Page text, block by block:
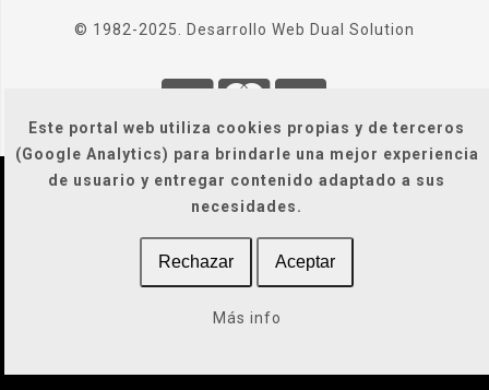
Este portal web utiliza cookies propias y de terceros
(Google Analytics) para brindarle una mejor experiencia
de usuario y entregar contenido adaptado a sus
necesidades.
Rechazar Aceptar
Más info
© 1982-2025. Desarrollo Web Dual Solution
| Condiciones Generales
Legal / Privacidad / Cookies / Accesibilidad